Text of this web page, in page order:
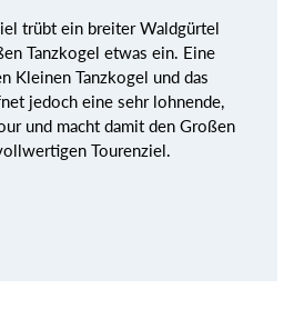
trübt ein breiter Waldgürtel
Tanzkogel etwas ein. Eine
Kleinen Tanzkogel und das
jedoch eine sehr lohnende,
und macht damit den Großen
Tourenziel.